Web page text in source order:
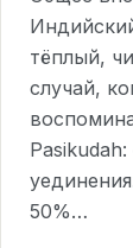
тёплый,
случай,
50%…